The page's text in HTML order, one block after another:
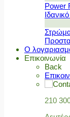
Power
Ο
Επικοινωνία
Back
210